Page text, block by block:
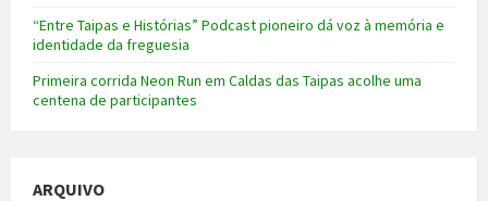
“Entre Taipas e Histórias” Podcast pioneiro dá voz à memória e
identidade da freguesia
Primeira corrida Neon Run em Caldas das Taipas acolhe uma
centena de participantes
ARQUIVO